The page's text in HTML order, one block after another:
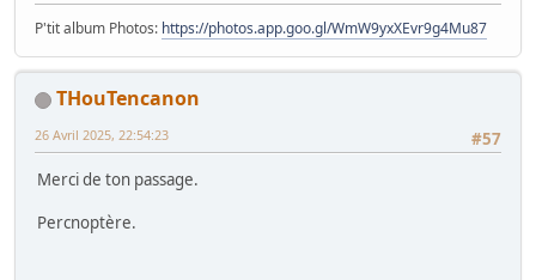
P'tit album Photos: https://photos.app.goo.gl/WmW9yxXEvr9g4Mu87
THouTencanon
#57
26 Avril 2025, 22:54:23
Merci de ton passage.
Percnoptère.